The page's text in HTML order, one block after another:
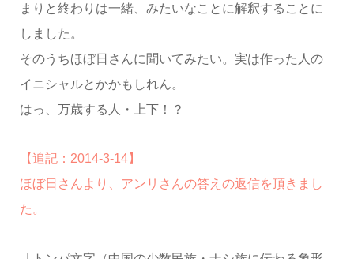
まりと終わりは一緒、みたいなことに解釈することに
しました。
そのうちほぼ日さんに聞いてみたい。実は作った人の
イニシャルとかかもしれん。
はっ、万歳する人・上下！？
【追記：2014-3-14】
ほぼ日さんより、アンリさんの答えの返信を頂きまし
た。